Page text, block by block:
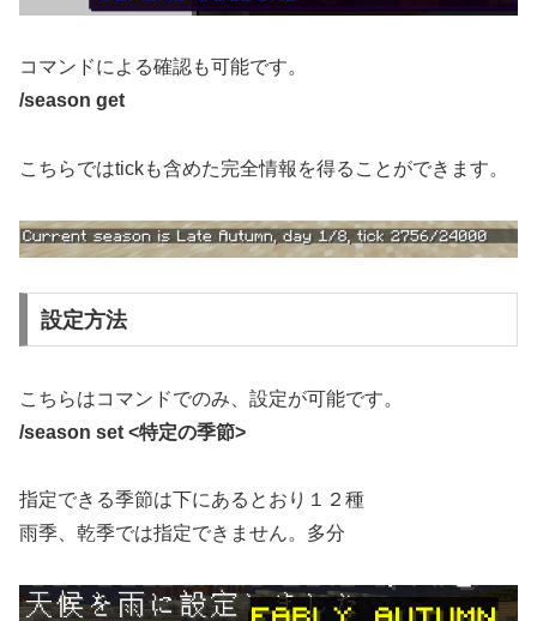
コマンドによる確認も可能です。
/season get
こちらではtickも含めた完全情報を得ることができます。
設定方法
こちらはコマンドでのみ、設定が可能です。
/season set <特定の季節>
指定できる季節は下にあるとおり１２種
雨季、乾季では指定できません。多分